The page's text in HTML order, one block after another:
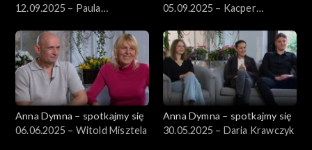
12.09.2025 – Paula
05.09.2025 – Kacper
Anna Dymna – spotkajmy się
06.06.2025 – Witold Misztela
Anna Dymna – spotkajmy się
30.05.2025 – Daria Krawczyk